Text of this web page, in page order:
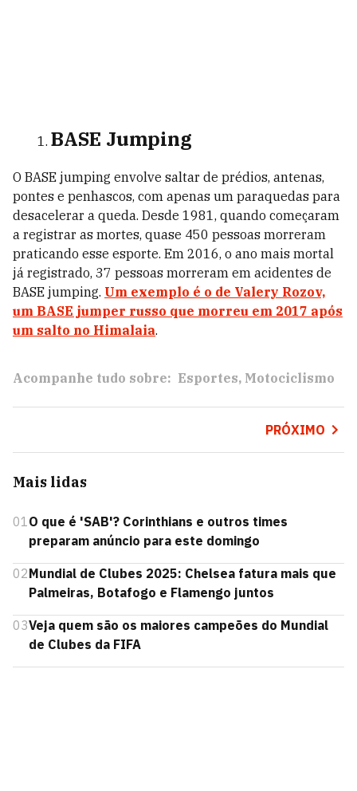
BASE Jumping
O BASE jumping envolve saltar de prédios, antenas,
pontes e penhascos, com apenas um paraquedas para
desacelerar a queda. Desde 1981, quando começaram
a registrar as mortes, quase 450 pessoas morreram
praticando esse esporte. Em 2016, o ano mais mortal
já registrado, 37 pessoas morreram em acidentes de
BASE jumping. Um exemplo é o de Valery Rozov,
um BASE jumper russo que morreu em 2017 após
um salto no Himalaia.
Acompanhe tudo sobre: Esportes Motociclismo
PRÓXIMO
Mais lidas
01O que é 'SAB'? Corinthians e outros times
preparam anúncio para este domingo
02Mundial de Clubes 2025: Chelsea fatura mais que
Palmeiras, Botafogo e Flamengo juntos
03Veja quem são os maiores campeões do Mundial
de Clubes da FIFA